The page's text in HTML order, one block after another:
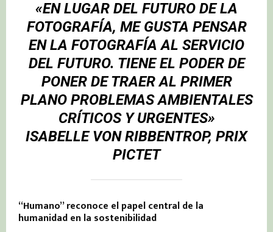
«EN LUGAR DEL FUTURO DE LA
FOTOGRAFÍA, ME GUSTA PENSAR
EN LA FOTOGRAFÍA AL SERVICIO
DEL FUTURO. TIENE EL PODER DE
PONER DE TRAER AL PRIMER
PLANO PROBLEMAS AMBIENTALES
CRÍTICOS Y URGENTES»
ISABELLE VON RIBBENTROP, PRIX
PICTET
“Humano” reconoce el papel central de la
humanidad en la sostenibilidad